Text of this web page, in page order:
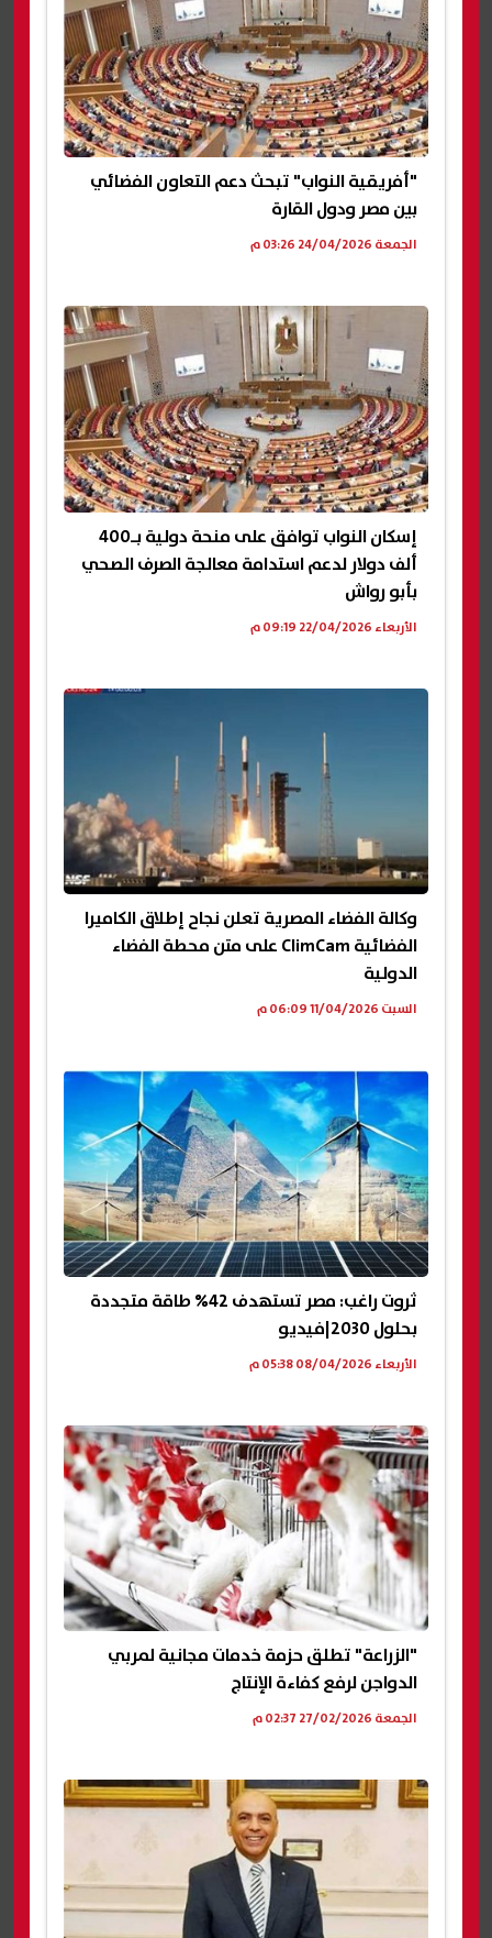
"أفريقية النواب" تبحث دعم التعاون الفضائي
بين مصر ودول القارة
الجمعة 24/04/2026 03:26 م
إسكان النواب توافق على منحة دولية بـ400
ألف دولار لدعم استدامة معالجة الصرف الصحي
بأبو رواش
الأربعاء 22/04/2026 09:19 م
وكالة الفضاء المصرية تعلن نجاح إطلاق الكاميرا
الفضائية ClimCam على متن محطة الفضاء
الدولية
السبت 11/04/2026 06:09 م
ثروت راغب: مصر تستهدف 42% طاقة متجددة
بحلول 2030|فيديو
الأربعاء 08/04/2026 05:38 م
"الزراعة" تطلق حزمة خدمات مجانية لمربي
الدواجن لرفع كفاءة الإنتاج
الجمعة 27/02/2026 02:37 م